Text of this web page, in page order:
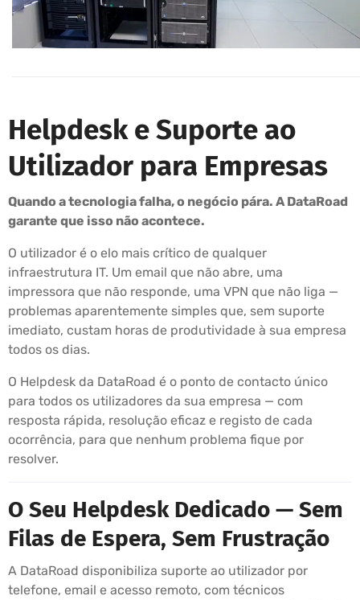
Helpdesk e Suporte ao
Utilizador para Empresas
Quando a tecnologia falha, o negócio pára. A DataRoad
garante que isso não acontece.
O utilizador é o elo mais crítico de qualquer
infraestrutura IT. Um email que não abre, uma
impressora que não responde, uma VPN que não liga —
problemas aparentemente simples que, sem suporte
imediato, custam horas de produtividade à sua empresa
todos os dias.
O Helpdesk da DataRoad é o ponto de contacto único
para todos os utilizadores da sua empresa — com
resposta rápida, resolução eficaz e registo de cada
ocorrência, para que nenhum problema fique por
resolver.
O Seu Helpdesk Dedicado — Sem
Filas de Espera, Sem Frustração
A DataRoad disponibiliza suporte ao utilizador por
telefone, email e acesso remoto, com técnicos